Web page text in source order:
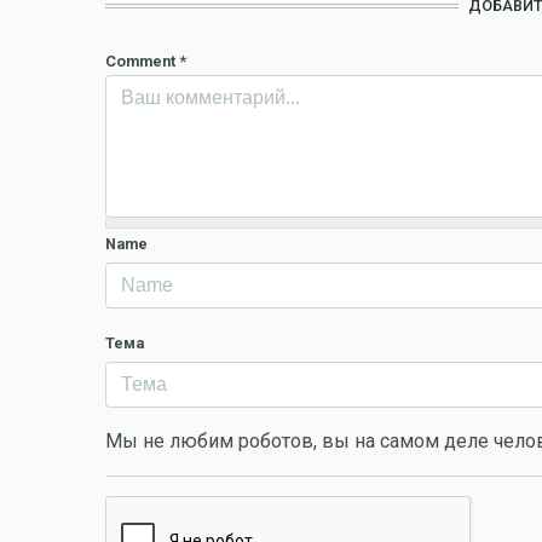
Comment *
Name
Тема
Мы не любим роботов, вы на самом деле